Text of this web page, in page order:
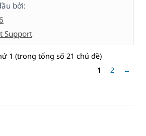
bởi:
Support
1 (trong tổng số 21 chủ đề)
1
2 →